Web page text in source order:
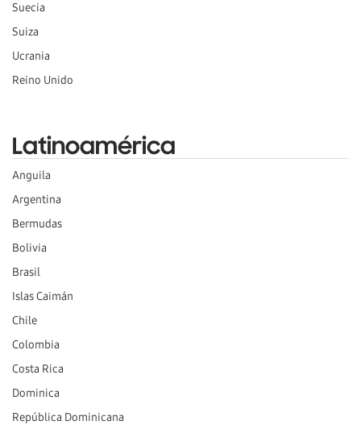
Suecia
Suiza
Ucrania
Reino Unido
Latinoamérica
Anguila
Argentina
Bermudas
Bolivia
Brasil
Islas Caimán
Chile
Colombia
Costa Rica
Dominica
República Dominicana